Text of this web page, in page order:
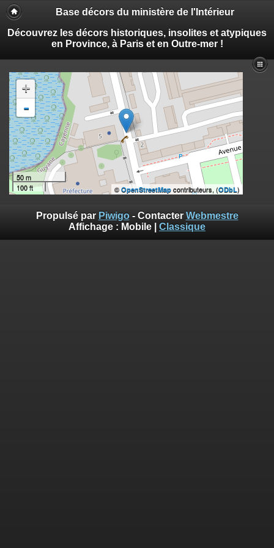
Base décors du ministère de l'Intérieur
Découvrez les décors historiques, insolites et atypiques
en Province, à Paris et en Outre-mer !
+
-
50 m
100 ft
© OpenStreetMap contributeurs, (ODbL)
Propulsé par Piwigo- Contacter Webmestre
Affichage : Mobile Classique